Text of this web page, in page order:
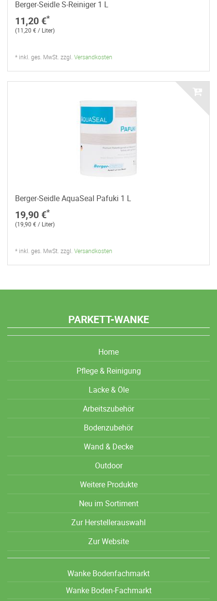
Berger-Seidle S-Reiniger 1 L
11,20 €*
(11,20 € / Liter)
* inkl. ges. MwSt. zzgl. Versandkosten
Berger-Seidle AquaSeal Pafuki 1 L
19,90 €*
(19,90 € / Liter)
* inkl. ges. MwSt. zzgl. Versandkosten
PARKETT-WANKE
Home
Pflege & Reinigung
Lacke & Öle
Arbeitszubehör
Bodenzubehör
Wand & Decke
Outdoor
Weitere Produkte
Neu im Sortiment
Zur Herstellerauswahl
Zur Website
Wanke Bodenfachmarkt
Wanke Boden-Fachmarkt